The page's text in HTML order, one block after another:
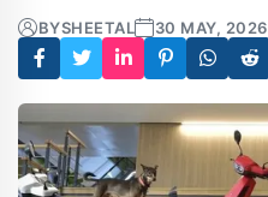
BYSHEETAL 30 MAY, 2026